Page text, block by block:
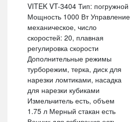
VITEK VT-3404 Тип: погружной
Мощность 1000 Вт Управление
механическое, число
скоростей: 20, плавная
регулировка скорости
Дополнительные режимы
турборежим, терка, диск для
нарезки ломтиками, насадка
для нарезки кубиками
Измельчитель есть, объем
1.75 л Мерный стакан есть